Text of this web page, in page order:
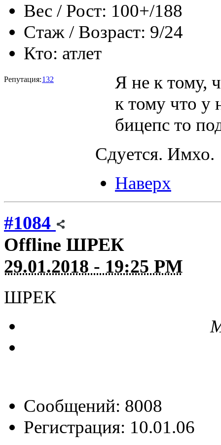
Вес / Рост: 100+/188
Стаж / Возраст: 9/24
Кто: атлет
Репутация:132
Я не к тому,
к тому что у
бицепс то
Сдуется. Имхо.
Наверх
#1084
Offline ШРЕК
29.01.2018 - 19:25 PM
ШРЕК
Сообщений: 8008
Регистрация: 10.01.06